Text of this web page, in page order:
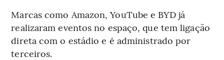
Marcas como Amazon, YouTube e BYD já
realizaram eventos no espaço, que tem ligação
direta com o estádio e é administrado por
terceiros.